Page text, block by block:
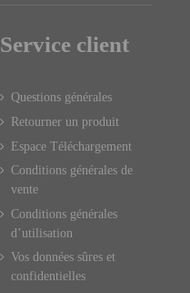
Service client
Questions générales
Retourner un produit
Espace Téléchargement
Conditions générales de
vente
Conditions générales
d’utilisation
Vos données sûres et
confidentielles